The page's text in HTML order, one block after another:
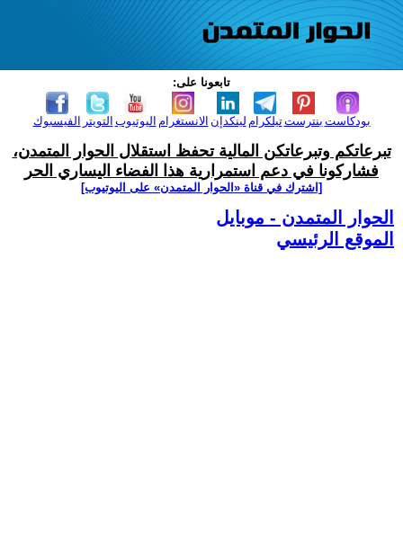
تابعونا على:
الفيسبوك التويتر اليوتيوب الانستغرام لينكدإن تيلكرامبنترست بودكاست
تبرعاتكم وتبرعاتكن المالية تحفظ استقلال الحوار المتمدن،
فشاركونا في دعم استمرارية هذا الفضاء اليساري الحر
[اشترك في قناة ‫«الحوار المتمدن» على اليوتيوب]
الحوار المتمدن - موبايل
الموقع الرئيسي